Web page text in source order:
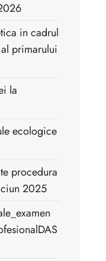
in cadrul
primarului
la
ecologice
procedura
2025